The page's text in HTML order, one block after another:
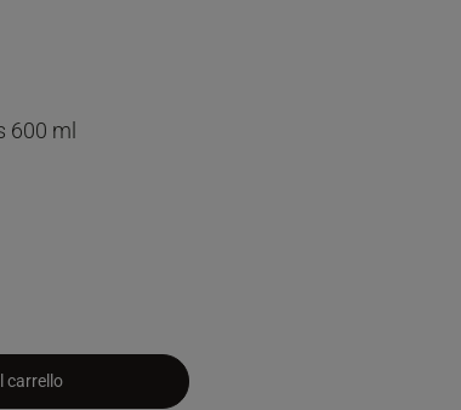
600 ml
carrello